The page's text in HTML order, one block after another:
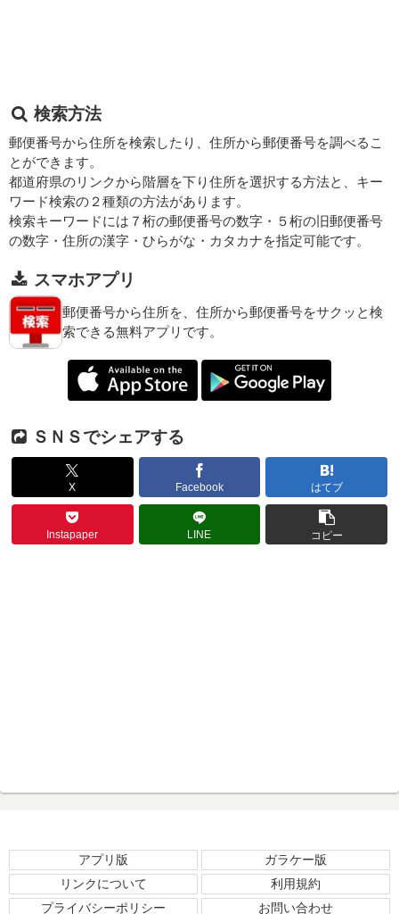
検索方法
郵便番号から住所を検索したり、住所から郵便番号を調べるこ
とができます。
都道府県のリンクから階層を下り住所を選択する方法と、キー
ワード検索の２種類の方法があります。
検索キーワードには７桁の郵便番号の数字・５桁の旧郵便番号
の数字・住所の漢字・ひらがな・カタカナを指定可能です。
スマホアプリ
郵便番号から住所を、住所から郵便番号をサクッと検
索できる無料アプリです。
ＳＮＳでシェアする
X Facebook はてブ
Instapaper LINE コピー
アプリ版
ガラケー版
リンクについて
利用規約
プライバシーポリシー
お問い合わせ